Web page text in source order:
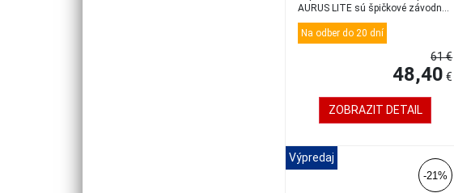
AURUS LITE sú špičkové závodné
okuliar...
Na odber do 20 dní
61 €
48,40 €
ZOBRAZIT DETAIL
Výpredaj
-21%